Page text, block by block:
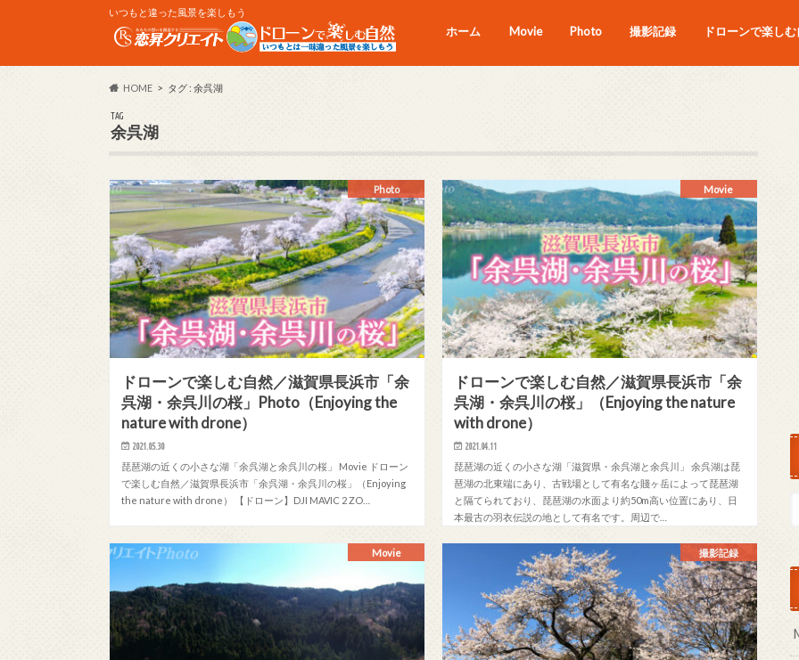
いつもと違った風景を楽しもう
ホーム Movie Photo 撮影記録 ドローンで楽し
HOME タグ : 余呉湖
TAG
余呉湖
Photo
ドローンで楽しむ自然／滋賀県長浜市「余
呉湖・余呉川の桜」Photo（Enjoying the
nature with drone）
2021.05.30
琵琶湖の近くの小さな湖「余呉湖と余呉川の桜」 Movie ドローン
で楽しむ自然／滋賀県長浜市「余呉湖・余呉川の桜」（Enjoying
the nature with drone） 【ドローン】DJI MAVIC 2 ZO…
Movie
ドローンで楽しむ自然／滋賀県長浜市「余
呉湖・余呉川の桜」（Enjoying the nature
with drone）
2021.04.11
琵琶湖の近くの小さな湖「滋賀県・余呉湖と余呉川」 余呉湖は琵
琶湖の北東端にあり、古戦場として有名な賤ヶ岳によって琵琶湖
と隔てられており、琵琶湖の水面より約50m高い位置にあり、日
本最古の羽衣伝説の地として有名です。周辺で…
Movie 撮影記録